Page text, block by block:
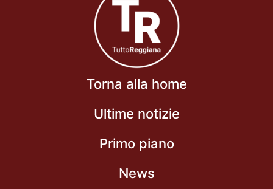
Torna alla home
Ultime notizie
Primo piano
News